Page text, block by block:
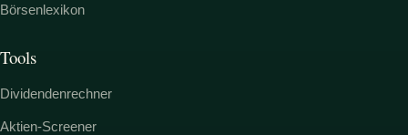
Börsenlexikon
Tools
Dividendenrechner
Aktien-Screener